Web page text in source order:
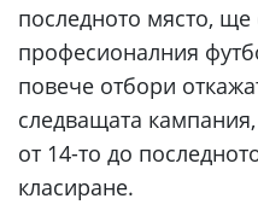
последното място, ще
професионалния
повече отбори
следващата
от 14-то до
класиране.